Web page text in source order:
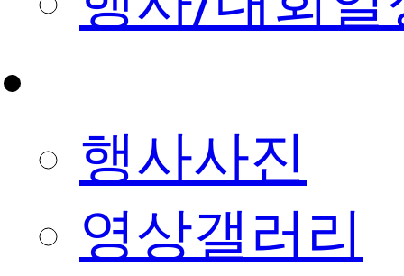
행사사진
영상갤러리